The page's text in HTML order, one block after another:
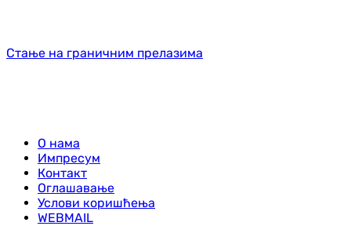
Стање на граничним прелазима
О нама
Импресум
Контакт
Оглашавање
Услови коришћења
WEBMAIL